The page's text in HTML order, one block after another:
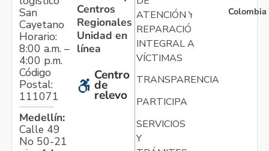
San
Cayetano
Horario:
8:00 a.m. –
4:00 p.m.
Código
Postal:
111071
Medellín:
Calle 49
No 50-21
Centros
Regionales
Unidad en
línea
Centro
de
relevo
ATENCIÓN Y
REPARACIÓN
INTEGRAL A
VÍCTIMAS
TRANSPARENCIA
PARTICIPA
SERVICIOS
Y
Colombia